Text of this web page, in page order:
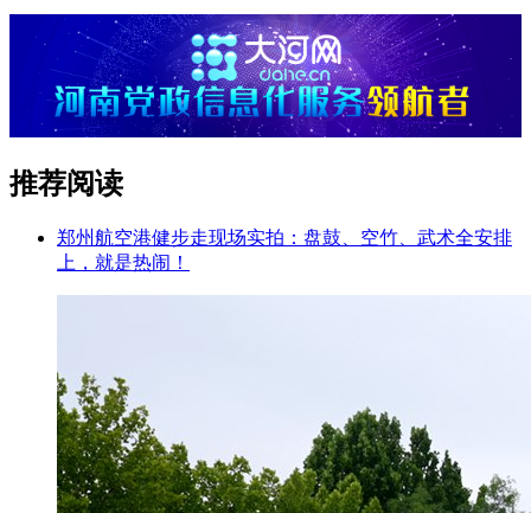
推荐阅读
郑州航空港健步走现场实拍：盘鼓、空竹、武术全安排
上，就是热闹！